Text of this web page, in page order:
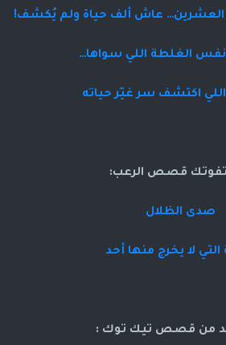
العشرين… عاش ألف حياة ولم يُكشف!
الغلطة اللي سواها…
اكتشف سر غيّر حياته
قصص الرعب:
صدى الظلال
التي لا يخرج منها أحد
من قصص تيك توك :